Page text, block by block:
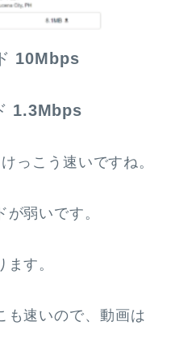
10Mbps
1.3Mbps
っこう速いですね。
弱いです。
す。
も速いので、動画は